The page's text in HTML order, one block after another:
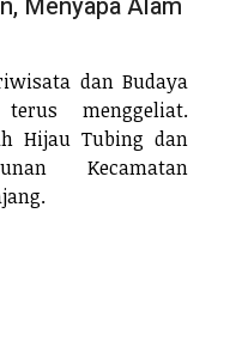
dan Budaya
menggeliat.
Hijau Tubing dan
Kecamatan